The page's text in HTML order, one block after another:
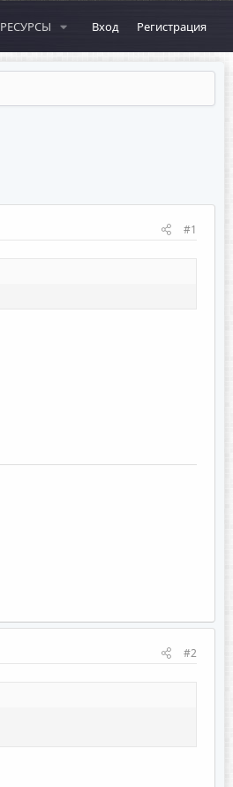
РЕСУРСЫ Вход Регистрация
#1
#2